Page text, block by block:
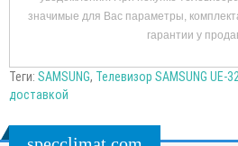
значимые для Вас параметры,
гарантии у
Теги: SAMSUNG, Телевизор SAMSUNG UE-
доставкой